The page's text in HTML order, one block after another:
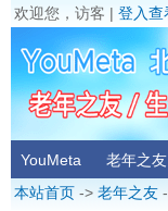
欢迎您，访客 | 登入查
YouMeta 老年之友
本站首页 -> 老年之友